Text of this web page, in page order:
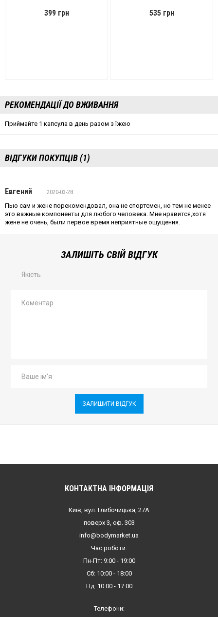
399 грн 535 грн
РЕКОМЕНДАЦІЇ ДО ВЖИВАННЯ
Приймайте 1 капсула в день разом з їжею
ВІДГУКИ ПОКУПЦІВ (1)
Евгений
2020-03-28
Пью сам и жене порекомендовал, она не спортсмен, но тем не менее
это важные компоненты для любого человека. Мне нравится,хотя
жене не очень, были первое время неприятные ощущения.
ЗАЛИШІТЬ СВІЙ ВІДГУК
Якість
ЗАЛИШИТИ ВІДГУК
КОНТАКТНА ІНФОРМАЦІЯ
Київ, вул. Глибочицька, 27А
поверх 3, оф. 303
info@bodymarket.ua
Час роботи:
Пн-Пт: 9:00 - 19:00
Сб: 10:00 - 18:00
Нд: 10:00 - 17:00
Телефони: